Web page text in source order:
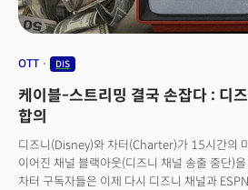
OTT DIS
케이블-스트리밍 결국 손잡다 : 디
합의
디즈니(Disney)와 차터(Charter)가 15시간의
이어진 채널 블랙아웃(디즈니 채널 송출 중단)
차터 구독자들은 이제 다시 디즈니 채널과